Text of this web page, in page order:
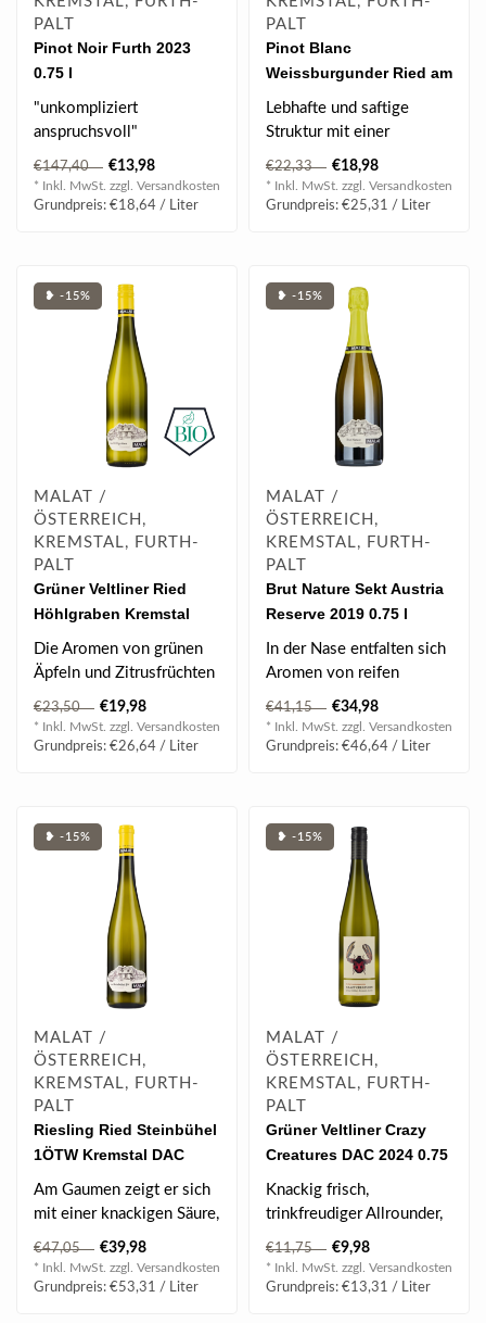
PALT
Pinot Noir Furth 2023
0.75 l
"unkompliziert
anspruchsvoll"
Feiner Duft, zarter Körper
nach Himbeere und Erd..
€147,40 €13,98
* Inkl. MwSt. zzgl. Versandkosten
Grundpreis: €18,64 / Liter
PALT
Pinot Blanc
Weissburgunder Ried am
Zaum "sur lie" 2024 0.75
l
Lebhafte und saftige
Struktur mit einer
knackigen Säure und einer
angenehmen Mi..
€22,33 €18,98
* Inkl. MwSt. zzgl. Versandkosten
Grundpreis: €25,31 / Liter
❥ -15%
MALAT /
ÖSTERREICH,
KREMSTAL, FURTH-
PALT
Grüner Veltliner Ried
Höhlgraben Kremstal
DAC 2025 0.75 l
Die Aromen von grünen
Äpfeln und Zitrusfrüchten
kommen am Gaumen
besonders zu..
€23,50 €19,98
* Inkl. MwSt. zzgl. Versandkosten
Grundpreis: €26,64 / Liter
❥ -15%
MALAT /
ÖSTERREICH,
KREMSTAL, FURTH-
PALT
Brut Nature Sekt Austria
Reserve 2019 0.75 l
In der Nase entfalten sich
Aromen von reifen
Früchten wie Äpfeln,
Birnen & Zit..
€41,15 €34,98
* Inkl. MwSt. zzgl. Versandkosten
Grundpreis: €46,64 / Liter
❥ -15%
MALAT /
ÖSTERREICH,
KREMSTAL, FURTH-
PALT
Riesling Ried Steinbühel
1ÖTW Kremstal DAC
2023 0.75 l
Am Gaumen zeigt er sich
mit einer knackigen Säure,
die wunderbar mit der
minera..
€47,05 €39,98
* Inkl. MwSt. zzgl. Versandkosten
Grundpreis: €53,31 / Liter
❥ -15%
MALAT /
ÖSTERREICH,
KREMSTAL, FURTH-
PALT
Grüner Veltliner Crazy
Creatures DAC 2024 0.75
l
Knackig frisch,
trinkfreudiger Allrounder,
perfekter Begleiter für
jede Gelegen..
€11,75 €9,98
* Inkl. MwSt. zzgl. Versandkosten
Grundpreis: €13,31 / Liter